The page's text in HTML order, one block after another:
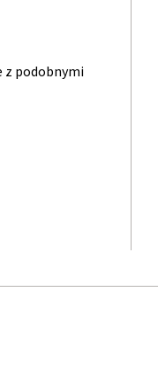
z podobnymi